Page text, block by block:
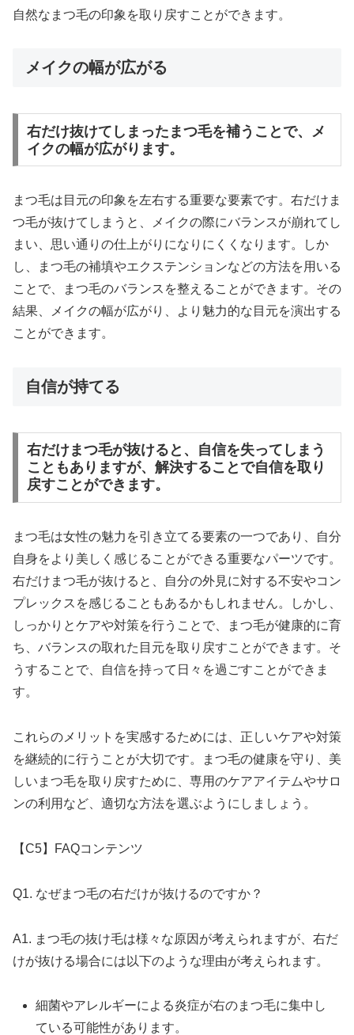
自然なまつ毛の印象を取り戻すことができます。
メイクの幅が広がる
右だけ抜けてしまったまつ毛を補うことで、メ
イクの幅が広がります。
まつ毛は目元の印象を左右する重要な要素です。右だけま
つ毛が抜けてしまうと、メイクの際にバランスが崩れてし
まい、思い通りの仕上がりになりにくくなります。しか
し、まつ毛の補填やエクステンションなどの方法を用いる
ことで、まつ毛のバランスを整えることができます。その
結果、メイクの幅が広がり、より魅力的な目元を演出する
ことができます。
自信が持てる
右だけまつ毛が抜けると、自信を失ってしまう
こともありますが、解決することで自信を取り
戻すことができます。
まつ毛は女性の魅力を引き立てる要素の一つであり、自分
自身をより美しく感じることができる重要なパーツです。
右だけまつ毛が抜けると、自分の外見に対する不安やコン
プレックスを感じることもあるかもしれません。しかし、
しっかりとケアや対策を行うことで、まつ毛が健康的に育
ち、バランスの取れた目元を取り戻すことができます。そ
うすることで、自信を持って日々を過ごすことができま
す。
これらのメリットを実感するためには、正しいケアや対策
を継続的に行うことが大切です。まつ毛の健康を守り、美
しいまつ毛を取り戻すために、専用のケアアイテムやサロ
ンの利用など、適切な方法を選ぶようにしましょう。
【C5】FAQコンテンツ
Q1. なぜまつ毛の右だけが抜けるのですか？
A1. まつ毛の抜け毛は様々な原因が考えられますが、右だ
けが抜ける場合には以下のような理由が考えられます。
細菌やアレルギーによる炎症が右のまつ毛に集中し
ている可能性があります。